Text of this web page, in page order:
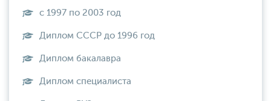
с 1997 по 2003 год
Диплом СССР до 1996 год
Диплом бакалавра
Диплом специалиста